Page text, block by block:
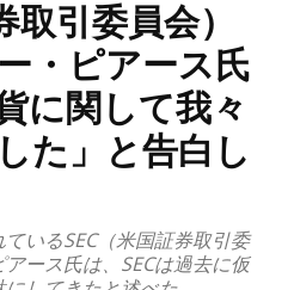
取引委員会）
・ピアース氏
に関して我々
た」と告白し
いるSEC（米国証券取引委
ース氏は、SECは過去に仮